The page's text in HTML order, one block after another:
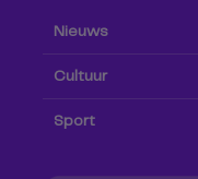
Nieuws
Cultuur
Sport